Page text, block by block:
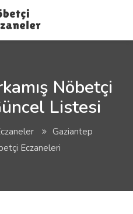
Nöbetçi
Listesi
Gaziantep
Eczaneleri